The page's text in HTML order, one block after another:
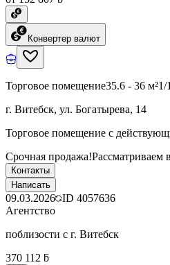
Конвертер валют
Торговое помещение35.6 - 36 м²1/
г. Витебск, ул. Богатырева, 14
Торговое помещение с
Срочная продажа!Рассматриваем
Контакты
Написать
09.03.2026 ID 4057636
Агентство
поблизости с г. Витебск
370 112 ƃ